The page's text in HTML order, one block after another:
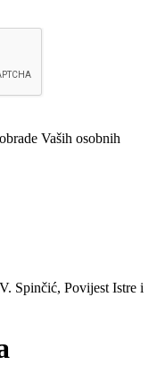
Vaših osobnih
Spinčić, Povijest Istre i